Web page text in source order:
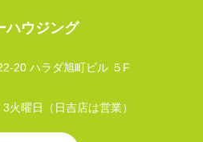
ハウジング
20 ハラダ旭町ビル ５F
火曜日（日吉店は営業）